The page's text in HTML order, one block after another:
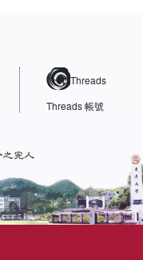
Threads
Threads 帳號